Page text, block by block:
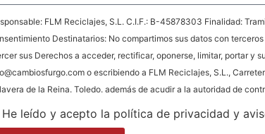
FLM Reciclajes, S.L. C.I.F.: B-45878303 Finalidad:
Destinatarios: No compartimos sus datos con
sus Derechos a acceder, rectificar, oponerse, limitar, portar y
o escribiendo a FLM Reciclajes, S.L.,
de la Reina. Toledo. además de acudir a la autoridad de
He leído y acepto la política de privacidad y